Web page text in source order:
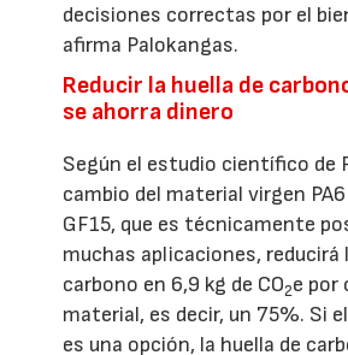
decisiones correctas por el
afirma Palokangas.
Reducir la huella de
se ahorra dinero
Según el estudio científico de
cambio del material virgen PA6
GF15, que es técnicamente
muchas aplicaciones, reducirá
carbono en 6,9 kg de CO2e por
material, es decir, un 75%. Si
es una opción, la huella de